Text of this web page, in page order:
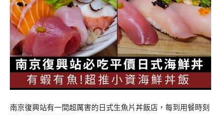
南京復興站有一間超厲害的日式生魚片丼飯店，每到用餐時刻